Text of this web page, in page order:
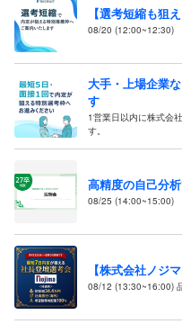
【選考短縮も狙
08/20 (12:00~12:30)
大手・上場企業
す
1営業日以内に株式会
す。
高精度の自己分
08/25 (14:00~15:00)
【株式会社ノジ
08/12 (13:30~16:00)